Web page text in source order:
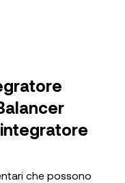
che possono